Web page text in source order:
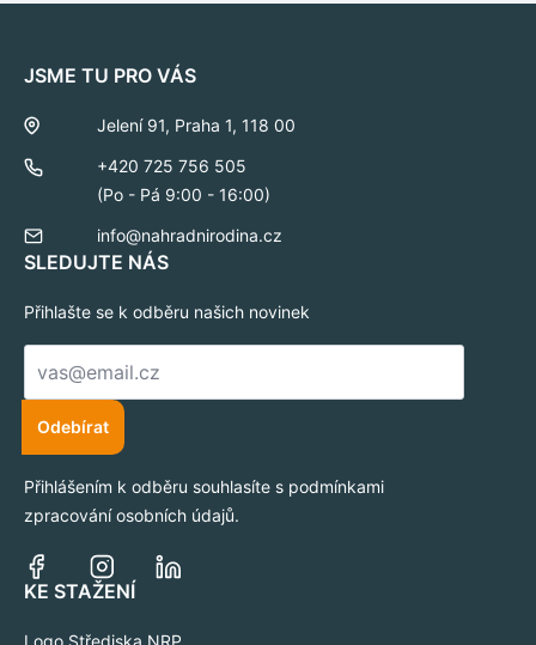
JSME TU PRO VÁS
Jelení 91, Praha 1, 118 00
+420 725 756 505
(Po - Pá 9:00 - 16:00)
info@nahradnirodina.cz
SLEDUJTE NÁS
Přihlašte se k odběru našich novinek
E-
mail
Odebírat
Přihlášením k odběru souhlasíte s podmínkami
zpracování osobních údajů.
KE STAŽENÍ